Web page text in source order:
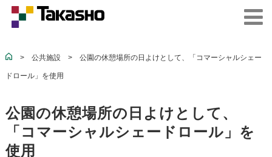
> 公共施設 > 公園の休憩場所の日よけとして、「コマーシャルシェー
ドロール」を使用
公園の休憩場所の日よけとして、
「コマーシャルシェードロール」を
使用